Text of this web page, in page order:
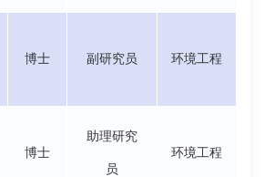
博士 副研究员 环境工程
博士
助理研究
员
环境工程